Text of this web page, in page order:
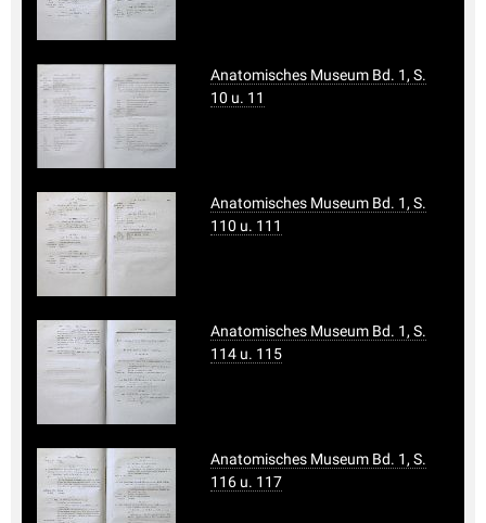
Anatomisches Museum Bd. 1, S.
10 u. 11
Anatomisches Museum Bd. 1, S.
110 u. 111
Anatomisches Museum Bd. 1, S.
114 u. 115
Anatomisches Museum Bd. 1, S.
116 u. 117